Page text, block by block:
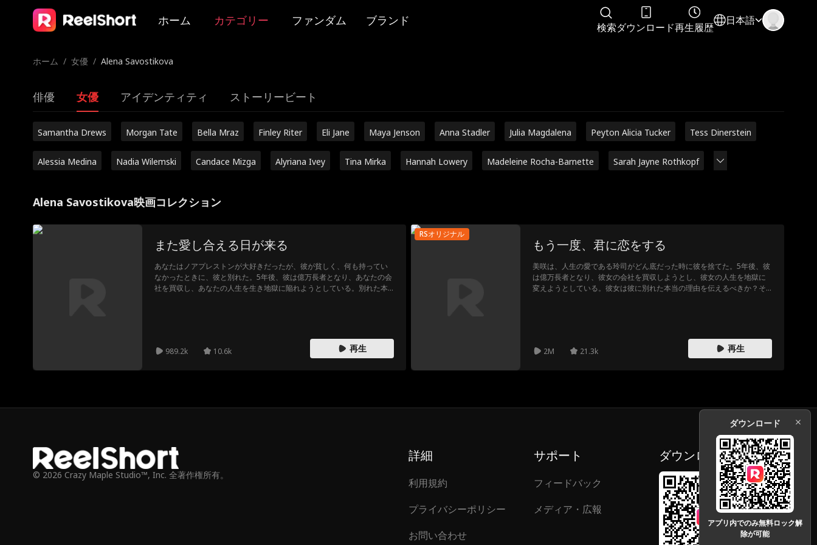
ホーム カテゴリー ファンダム ブランド
検索ダウンロード再生履歴
日本語
ホーム / 女優 / Alena Savostikova
俳優 女優 アイデンティティ ストーリービート
Samantha Drews Morgan Tate Bella Mraz Finley Riter Eli Jane Maya Jenson Anna Stadler Julia Magdalena Peyton Alicia Tucker Tess Dinerstein
Alessia Medina Nadia Wilemski Candace Mizga Alyriana Ivey Tina Mirka Hannah Lowery Madeleine Rocha-Barnette Sarah Jayne Rothkopf
Alena Savostikova映画コレクション
また愛し合える日が来る
あなたはノアプレストンが大好きだったが、彼が貧しく、何も持ってい
なかったときに、彼と別れた。5年後、彼は億万長者となり、あなたの会
社を買収し、あなたの人生を生き地獄に陥れようとしている。別れた本
989.2k 10.6k 再生
RSオリジナル
もう一度、君に恋をする
美咲は、人生の愛である玲司がどん底だった時に彼を捨てた。5年後、彼
は億万長者となり、彼女の会社を買収しようとし、彼女の人生を地獄に
変えようとしている。彼女は彼に別れた本当の理由を伝えるべきか？そ
2M 21.3k 再生
© 2026 Crazy Maple Studio™, Inc. 全著作権所有。
詳細
利用規約
プライバシーポリシー
お問い合わせ
サポート
フィードバック
メディア・広報
ダウンロード
ダウンロード
アプリ内でのみ無料ロック解
除が可能